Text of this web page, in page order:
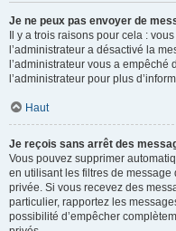
Je ne peux pas envoyer de
Il y a trois raisons pour cela :
l’administrateur a désactivé la
l’administrateur vous a empêché
l’administrateur pour plus
Haut
Je reçois sans arrêt des
Vous pouvez supprimer
en utilisant les filtres de
privée. Si vous recevez des
particulier, rapportez les
possibilité d’empêcher